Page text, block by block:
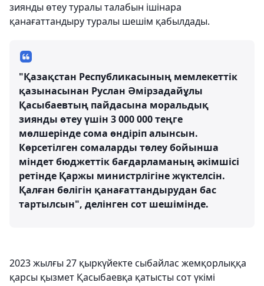
зиянды өтеу туралы талабын ішінара
қанағаттандыру туралы шешім қабылдады.
"Қазақстан Республикасының мемлекеттік
қазынасынан Руслан Әмірзадайұлы
Қасыбаевтың пайдасына моральдық
зиянды өтеу үшін 3 000 000 теңге
мөлшерінде сома өндіріп алынсын.
Көрсетілген сомаларды төлеу бойынша
міндет бюджеттік бағдарламаның әкімшісі
ретінде Қаржы министрлігіне жүктелсін.
Қалған бөлігін қанағаттандырудан бас
тартылсын", делінген сот шешімінде.
2023 жылғы 27 қыркүйекте сыбайлас жемқорлыққа
қарсы қызмет Қасыбаевқа қатысты сот үкімі